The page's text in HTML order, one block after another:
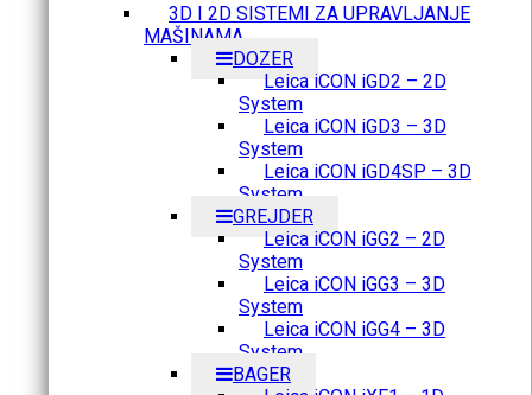
3D I 2D SISTEMI ZA UPRAVLJANJE
MAŠINAMA
DOZER
Leica iCON iGD2 – 2D
System
Leica iCON iGD3 – 3D
System
Leica iCON iGD4SP – 3D
System
GREJDER
Leica iCON iGG2 – 2D
System
Leica iCON iGG3 – 3D
System
Leica iCON iGG4 – 3D
System
BAGER